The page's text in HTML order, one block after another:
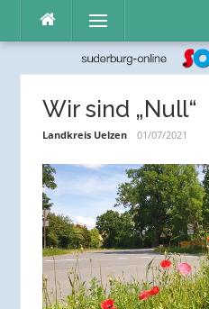
Inhalt
Menü
Wir sind „Null“
Landkreis Uelzen 01/07/2021